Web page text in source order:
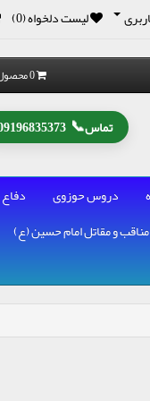
لیست دلخواه (0)
0 محصول - 0 تومان
تماس📞
دروس حوزوی
مناقب و مقاتل امام حسین (ع)